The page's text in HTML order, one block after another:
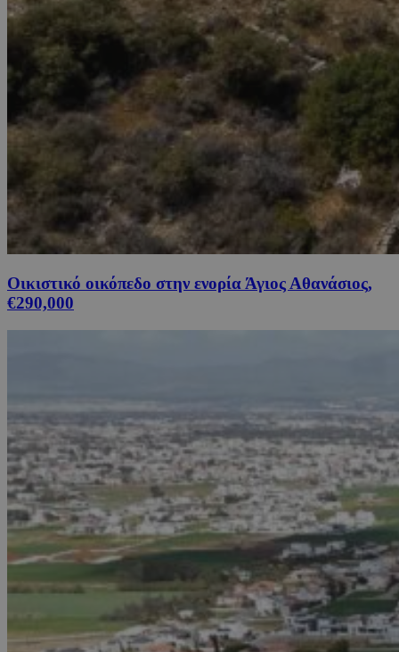
Οικιστικό οικόπεδο στην ενορία Άγιος Αθανάσιος,
€290,000